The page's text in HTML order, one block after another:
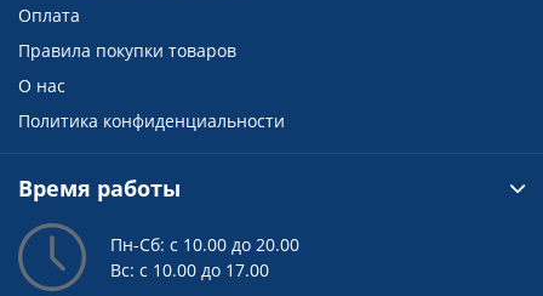
Оплата
Правила покупки товаров
О нас
Политика конфиденциальности
Время работы
Пн-Сб: с 10.00 до 20.00
Вс: с 10.00 до 17.00